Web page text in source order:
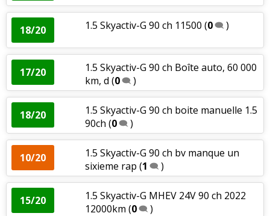
18/20 1.5 Skyactiv-G 90 ch 11500 (0 )
17/20
1.5 Skyactiv-G 90 ch Boîte auto, 60 000
km, d (0 )
18/20
1.5 Skyactiv-G 90 ch boite manuelle 1.5
90ch (0 )
10/20
1.5 Skyactiv-G 90 ch bv manque un
sixieme rap (1 )
15/20
1.5 Skyactiv-G MHEV 24V 90 ch 2022
12000km (0 )